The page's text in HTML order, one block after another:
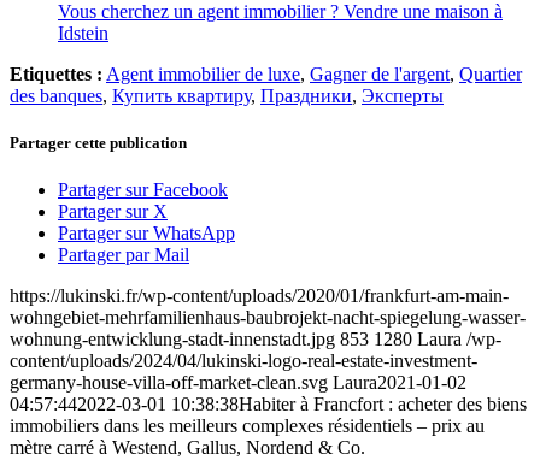
Vous cherchez un agent immobilier ? Vendre une maison à
Idstein
Etiquettes : Agent immobilier de luxe, Gagner de l'argent, Quartier
des banques, Купить квартиру, Праздники, Эксперты
Partager cette publication
Partager sur Facebook
Partager sur X
Partager sur WhatsApp
Partager par Mail
https://lukinski.fr/wp-content/uploads/2020/01/frankfurt-am-main-
wohngebiet-mehrfamilienhaus-baubrojekt-nacht-spiegelung-wasser-
wohnung-entwicklung-stadt-innenstadt.jpg 853 1280 Laura /wp-
content/uploads/2024/04/lukinski-logo-real-estate-investment-
germany-house-villa-off-market-clean.svg Laura2021-01-02
04:57:442022-03-01 10:38:38Habiter à Francfort : acheter des biens
immobiliers dans les meilleurs complexes résidentiels – prix au
mètre carré à Westend, Gallus, Nordend & Co.